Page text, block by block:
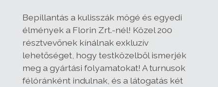
Bepillantás a kulisszák mögé és egyedi
élmények a Florin Zrt.-nél! Közel 200
résztvevőnek kínálnak exkluzív
lehetőséget, hogy testközelből ismerjék
meg a gyártási folyamatokat! A turnusok
félóránként indulnak, és a látogatás két